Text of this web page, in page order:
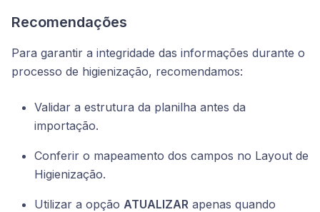
Recomendações
Para garantir a integridade das informações durante o
processo de higienização, recomendamos:
Validar a estrutura da planilha antes da
importação.
Conferir o mapeamento dos campos no Layout de
Higienização.
Utilizar a opção ATUALIZAR apenas quando